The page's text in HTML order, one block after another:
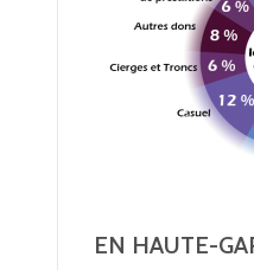
EN HAUTE-